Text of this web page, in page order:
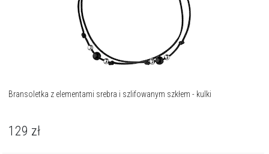
Bransoletka z elementami srebra i szlifowanym szkłem - kulki
129 zł